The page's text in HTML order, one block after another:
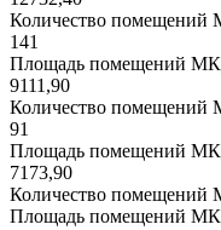
Количество помещений
141
Площадь помещений
9111,90
Количество
91
Площадь помещений
7173,90
Количество помещений
Площадь помещений